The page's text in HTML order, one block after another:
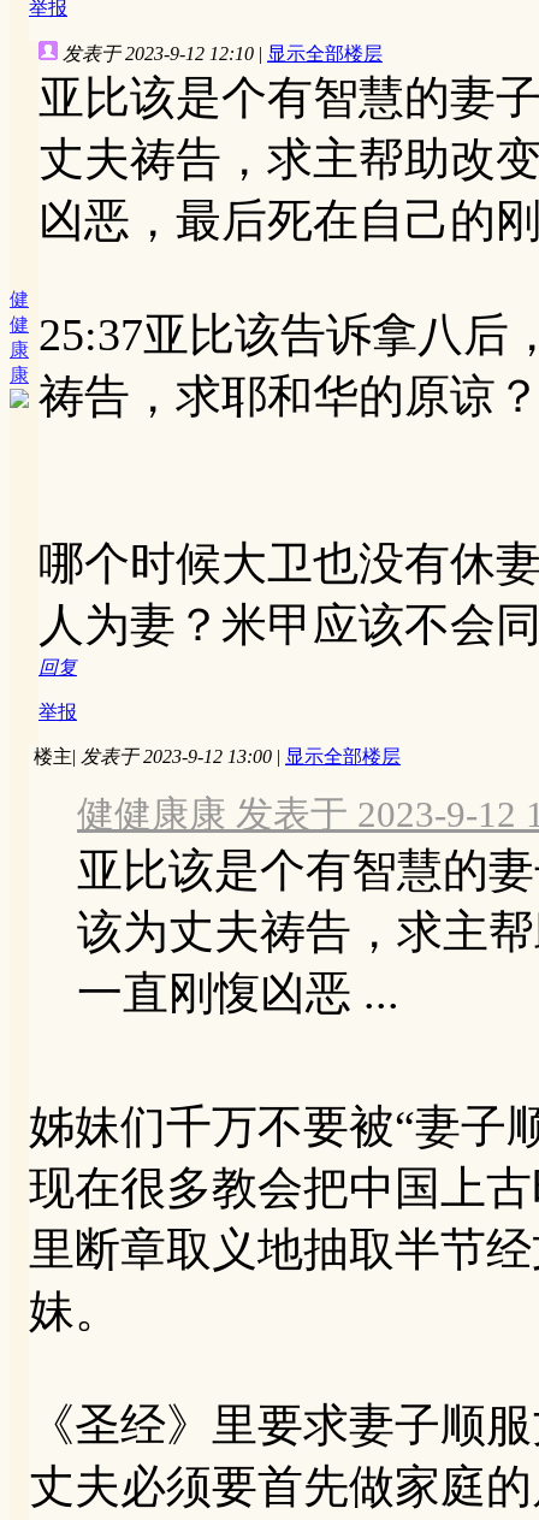
举报
健
健
康
康
发表于 2023-9-12 12:10 | 显示全部楼层
亚比该是个有智慧的妻
丈夫祷告，求主帮助改
凶恶，最后死在自己的
25:37亚比该告诉拿八后
祷告，求耶和华的原谅
哪个时候大卫也没有休
人为妻？米甲应该不会
回复
举报
楼主| 发表于 2023-9-12 13:00 | 显示全部楼层
健健康康 发表于 2023-9-12
亚比该是个有智慧的
该为丈夫祷告，求主
一直刚愎凶恶 ...
姊妹们千万不要被“妻子
现在很多教会把中国上
里断章取义地抽取半节
妹。
《圣经》里要求妻子顺
丈夫必须要首先做家庭